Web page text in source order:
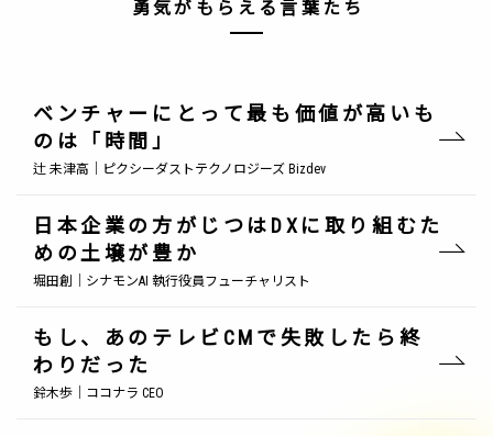
勇気がもらえる言葉たち
ベンチャーにとって最も価値が高いも
のは「時間」
辻 未津高｜ピクシーダストテクノロジーズ Bizdev
日本企業の方がじつはDXに取り組むた
めの土壌が豊か
堀田創｜シナモンAI 執行役員フューチャリスト
もし、あのテレビCMで失敗したら終
わりだった
鈴木歩｜ココナラ CEO